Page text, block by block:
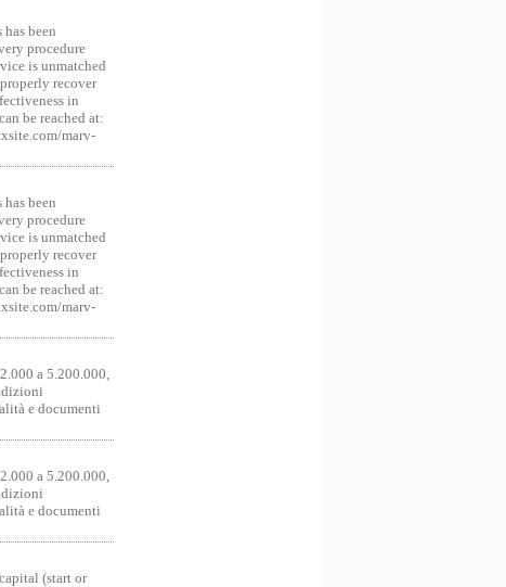
been
procedure
is unmatched
recover
in
be reached at:
marv-
been
procedure
is unmatched
recover
in
be reached at:
marv-
a 5.200.000,
e documenti
a 5.200.000,
e documenti
(start or